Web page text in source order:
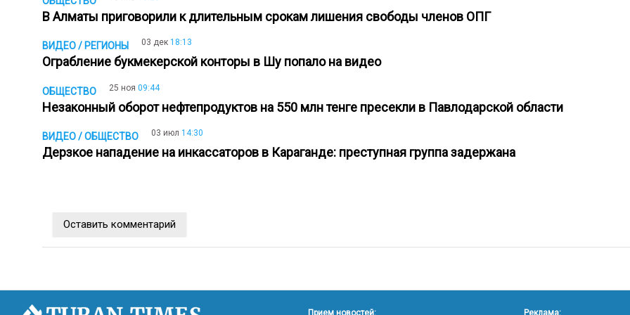
В Алматы приговорили к длительным срокам лишения свободы членов ОПГ
ВИДЕО / РЕГИОНЫ 03 дек 18:13
Ограбление букмекерской конторы в Шу попало на видео
ОБЩЕСТВО 25 ноя 09:44
Незаконный оборот нефтепродуктов на 550 млн тенге пресекли в Павлодарской области
ВИДЕО / ОБЩЕСТВО 03 июл 14:30
Дерзкое нападение на инкассаторов в Караганде: преступная группа задержана
Оставить комментарий
Прием новостей: Реклама: